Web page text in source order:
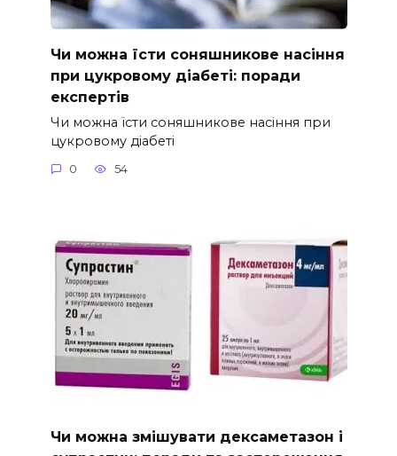
Чи можна їсти соняшникове насіння
при цукровому діабеті: поради
експертів
Чи можна їсти соняшникове насіння при
цукровому діабеті
0 54
Чи можна змішувати дексаметазон і